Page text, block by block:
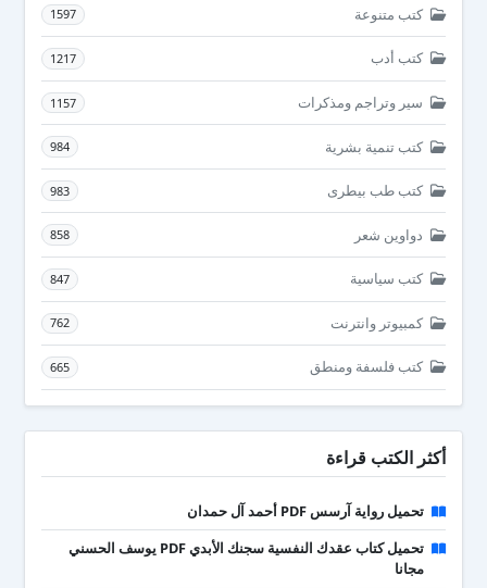
كتب متنوعة 1597
كتب أدب 1217
سير وتراجم ومذكرات 1157
كتب تنمية بشرية 984
كتب طب بيطرى 983
دواوين شعر 858
كتب سياسية 847
كمبيوتر وانترنت 762
كتب فلسفة ومنطق 665
أكثر الكتب قراءة
تحميل رواية آرسس PDF أحمد آل حمدان
تحميل كتاب عقدك النفسية سجنك الأبدي PDF يوسف الحسني
مجانا